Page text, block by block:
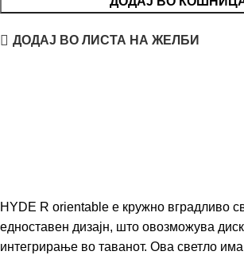
ДОДАЈ ВО ЛИСТА НА ЖЕЛБИ
HYDE R orientable е кружно вградливо
едноставен дизајн, што овозможува
интегрирање во таванот. Ова светло